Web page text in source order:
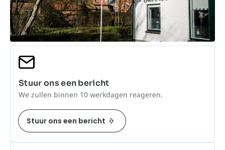
Stuur ons een bericht
We zullen binnen 10 werkdagen reageren.
Stuur ons een bericht